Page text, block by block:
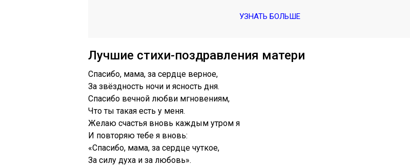
УЗНАТЬ БОЛЬШЕ
Лучшие стихи-поздравления матери
Спасибо, мама, за сердце верное,
За звёздность ночи и ясность дня.
Спасибо вечной любви мгновениям,
Что ты такая есть у меня.
Желаю счастья вновь каждым утром я
И повторяю тебе я вновь:
«Спасибо, мама, за сердце чуткое,
За силу духа и за любовь».